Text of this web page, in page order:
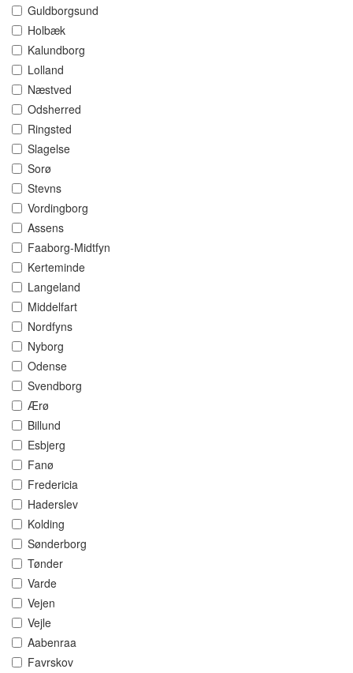
Guldborgsund
Holbæk
Kalundborg
Lolland
Næstved
Odsherred
Ringsted
Slagelse
Sorø
Stevns
Vordingborg
Assens
Faaborg-Midtfyn
Kerteminde
Langeland
Middelfart
Nordfyns
Nyborg
Odense
Svendborg
Ærø
Billund
Esbjerg
Fanø
Fredericia
Haderslev
Kolding
Sønderborg
Tønder
Varde
Vejen
Vejle
Aabenraa
Favrskov